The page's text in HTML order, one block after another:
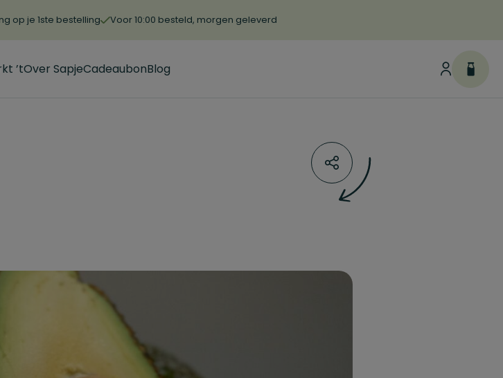
op je 1ste bestelling Voor 10:00 besteld, morgen geleverd
’tOver SapjeCadeaubonBlog